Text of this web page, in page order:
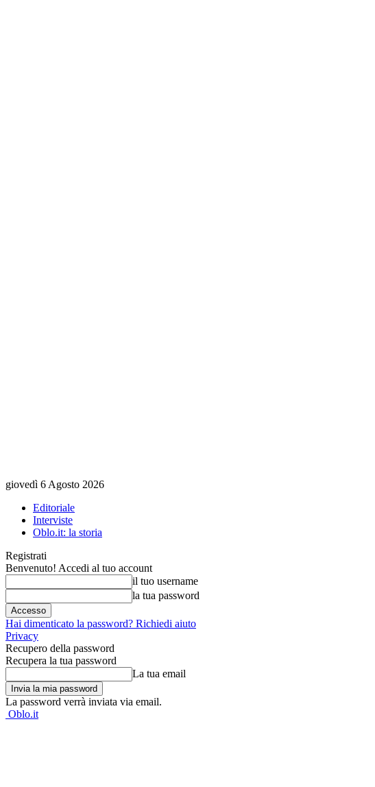
giovedì 6 Agosto 2026
Editoriale
Interviste
Oblo.it: la storia
Registrati
Benvenuto! Accedi al tuo account
il tuo username
la tua password
Hai dimenticato la password? Richiedi aiuto
Privacy
Recupero della password
Recupera la tua password
La tua email
La password verrà inviata via email.
Oblo.it